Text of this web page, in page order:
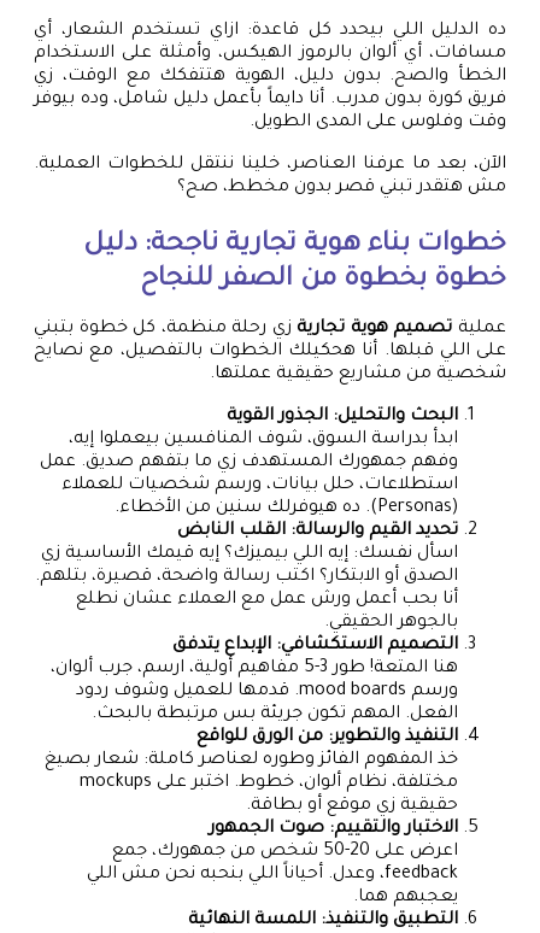
ده الدليل اللي بيحدد كل قاعدة: ازاي تستخدم الشعار، أي
مسافات، أي ألوان بالرموز الهيكس، وأمثلة على الاستخدام
الخطأ والصح. بدون دليل، الهوية هتتفكك مع الوقت، زي
فريق كورة بدون مدرب. أنا دايماً بأعمل دليل شامل، وده بيوفر
وقت وفلوس على المدى الطويل.
الآن، بعد ما عرفنا العناصر، خلينا ننتقل للخطوات العملية.
مش هتقدر تبني قصر بدون مخطط، صح؟
خطوات بناء هوية تجارية ناجحة: دليل
خطوة بخطوة من الصفر للنجاح
عملية تصميم هوية تجارية زي رحلة منظمة، كل خطوة بتبني
على اللي قبلها. أنا هحكيلك الخطوات بالتفصيل، مع نصايح
شخصية من مشاريع حقيقية عملتها.
البحث والتحليل: الجذور القوية
ابدأ بدراسة السوق، شوف المنافسين بيعملوا إيه،
وفهم جمهورك المستهدف زي ما بتفهم صديق. عمل
استطلاعات، حلل بيانات، ورسم شخصيات للعملاء
(Personas). ده هيوفرلك سنين من الأخطاء.
تحديد القيم والرسالة: القلب النابض
اسأل نفسك: إيه اللي بيميزك؟ إيه قيمك الأساسية زي
الصدق أو الابتكار؟ اكتب رسالة واضحة، قصيرة، بتلهم.
أنا بحب أعمل ورش عمل مع العملاء عشان نطلع
بالجوهر الحقيقي.
التصميم الاستكشافي: الإبداع يتدفق
هنا المتعة! طور 3-5 مفاهيم أولية، ارسم، جرب ألوان،
ورسم mood boards. قدمها للعميل وشوف ردود
الفعل. المهم تكون جريئة بس مرتبطة بالبحث.
التنفيذ والتطوير: من الورق للواقع
خذ المفهوم الفائز وطوره لعناصر كاملة: شعار بصيغ
مختلفة، نظام ألوان، خطوط. اختبر على mockups
حقيقية زي موقع أو بطاقة.
الاختبار والتقييم: صوت الجمهور
اعرض على 20-50 شخص من جمهورك، جمع
feedback، وعدل. أحياناً اللي بنحبه نحن مش اللي
يعجبهم هما.
التطبيق والتنفيذ: اللمسة النهائية